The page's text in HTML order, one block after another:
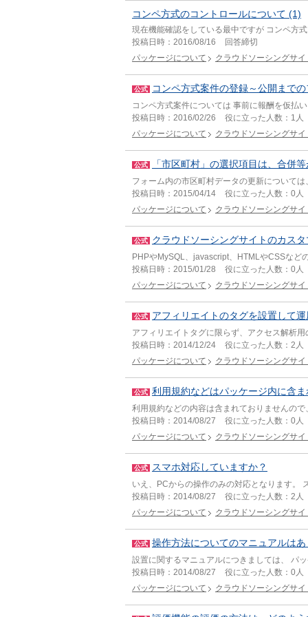
コンペ方式のコントロールについて (1)
現在機能確認をしている最中ですが コンペ方
投稿日時： 2016/08/16
回答締切
パッケージについて
クラウドソーシングサ
公式 コンペ方式案件の登録～公開まで
コンペ方式案件については 事前に報酬を仮払
投稿日時： 2016/02/26 役に立った人数： 1人
パッケージについて
クラウドソーシングサ
公式 「市区町村」の選択項目は、合併
フォーム内の市区町村データの更新について
投稿日時： 2015/04/14 役に立った人数： 0人
パッケージについて
クラウドソーシングサ
公式 クラウドソーシングサイトのカス
PHPやMySQL、javascript、HTMLやCSSなど
投稿日時： 2015/01/28 役に立った人数： 0人
パッケージについて
クラウドソーシングサ
公式 アフィリエイトのタグを設置して
アフィリエイトタグに限らず、アクセス解析
投稿日時： 2014/12/24 役に立った人数： 2人
パッケージについて
クラウドソーシングサ
公式 利用規約などはパッケージ内に含
利用規約などの内容は含まれておりませんの
投稿日時： 2014/08/27 役に立った人数： 0人
パッケージについて
クラウドソーシングサ
公式 スマホ対応していますか？
いえ、PCからの操作のみの対応となります。
投稿日時： 2014/08/27 役に立った人数： 2人
パッケージについて
クラウドソーシングサ
公式 操作方法についてのマニュアルは
設置に関するマニュアルにつきましては、 パ
投稿日時： 2014/08/27 役に立った人数： 0人
パッケージについて
クラウドソーシングサ